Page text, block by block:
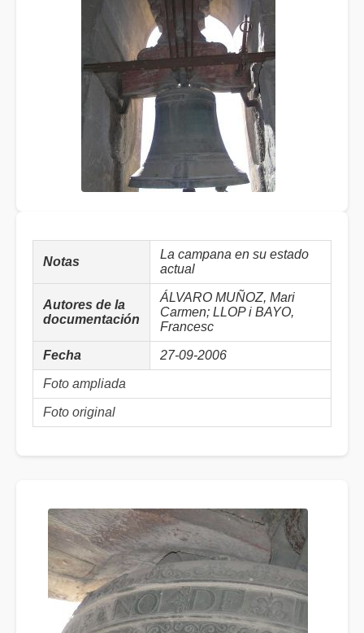
Notas
La campana en su estado
actual
Autores de la
documentación
ÁLVARO MUÑOZ, Mari
Carmen; LLOP i BAYO,
Francesc
Fecha 27-09-2006
Foto ampliada
Foto original